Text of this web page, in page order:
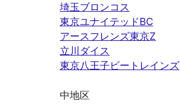
埼玉ブロンコス
東京ユナイテッドBC
アースフレンズ東京Z
立川ダイス
東京八王子ビートレインズ
中地区